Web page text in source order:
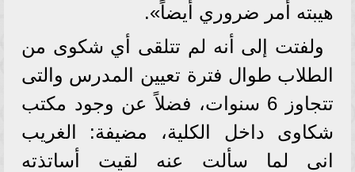
هيبته أمر ضروري أيضاً».
ولفتت إلى أنه لم تتلقى أي شكوى من
الطلاب طوال فترة تعيين المدرس والتى
تتجاوز 6 سنوات، فضلاً عن وجود مكتب
شكاوى داخل الكلية، مضيفة: الغريب
انى لما سألت عنه لقيت أساتذته